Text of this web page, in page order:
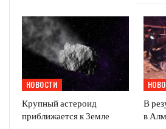
НОВОСТИ
Крупный астероид
приближается к Земле
В
в